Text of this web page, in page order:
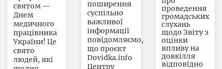
святом —
Днем
медичного
працівника
України! Це
свято
людей, які
поширення
суспільно
важливої
інформації
повідомляємо,
що проєкт
Dovidka.info
Центру
проведення
громадських
слухань
щодо Звіту з
оцінки
впливу на
довкілля
відповідно